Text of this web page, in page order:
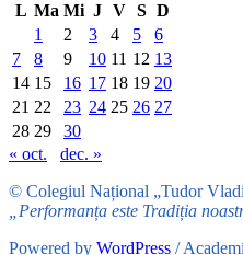
L Ma Mi J V S D
1
2 3 4 5
6
7
8 9 10 11 12 13
14 15 16 17 18 19 20
21 22 23 24 25 26 27
28 29
30
« oct.
dec. »
© Colegiul Național „Tudor
„Performanța este Tradiția
Powered by WordPress /